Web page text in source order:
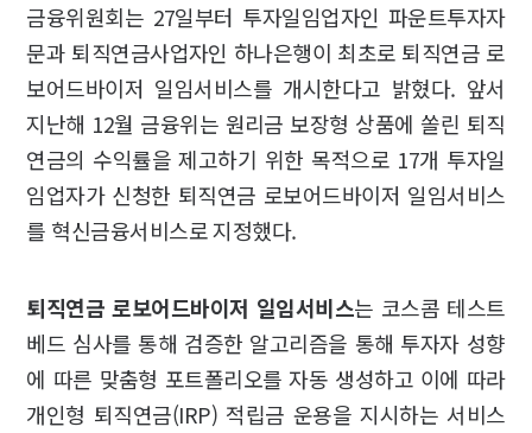
금융위원회는 27일부터 투자일임업자인 파운트투자자
문과 퇴직연금사업자인 하나은행이 최초로 퇴직연금 로
보어드바이저 일임서비스를 개시한다고 밝혔다. 앞서
지난해 12월 금융위는 원리금 보장형 상품에 쏠린 퇴직
연금의 수익률을 제고하기 위한 목적으로 17개 투자일
임업자가 신청한 퇴직연금 로보어드바이저 일임서비스
를 혁신금융서비스로 지정했다.
퇴직연금 로보어드바이저 일임서비스는 코스콤 테스트
베드 심사를 통해 검증한 알고리즘을 통해 투자자 성향
에 따른 맞춤형 포트폴리오를 자동 생성하고 이에 따라
개인형 퇴직연금(IRP) 적립금 운용을 지시하는 서비스